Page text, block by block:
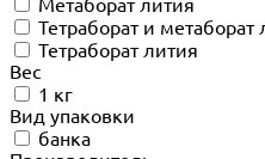
Метаборат лития
Тетраборат и метаборат
Тетраборат лития
Вес
1 кг
Вид упаковки
банка